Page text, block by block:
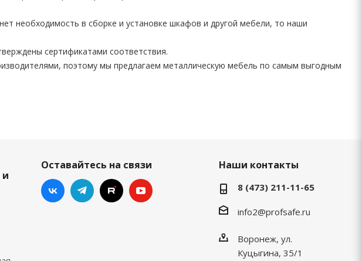
необходимость в сборке и установке шкафов и другой мебели, то наши
сертификатами соответствия.
поэтому мы предлагаем металлическую мебель по самым выгодным
и
Оставайтесь на связи Наши контакты
8 (473) 211-11-65
info2@profsafe.ru
Воронеж, ул.
Куцыгина, 35/1